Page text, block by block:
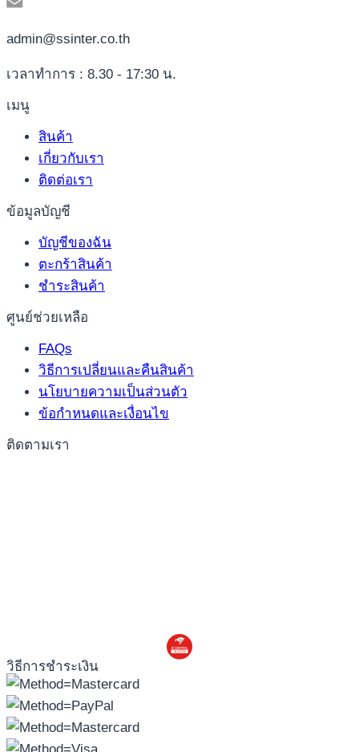
admin@ssinter.co.th
เวลาทำการ : 8.30 - 17:30 น.
เมนู
สินค้า
เกี่ยวกับเรา
ติดต่อเรา
ข้อมูลบัญชี
บัญชีของฉัน
ตะกร้าสินค้า
ชำระสินค้า
ศูนย์ช่วยเหลือ
FAQs
วิธีการเปลี่ยนและคืนสินค้า
นโยบายความเป็นส่วนตัว
ข้อกำหนดและเงื่อนไข
ติดตามเรา
วิธีการชำระเงิน